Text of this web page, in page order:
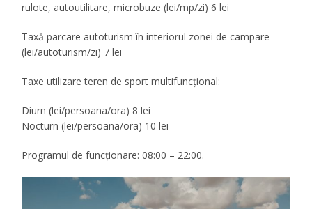
rulote, autoutilitare, microbuze (lei/mp/zi) 6 lei
Taxă parcare autoturism în interiorul zonei de campare
(lei/autoturism/zi) 7 lei
Taxe utilizare teren de sport multifuncțional:
Diurn (lei/persoana/ora) 8 lei
Nocturn (lei/persoana/ora) 10 lei
Programul de funcționare: 08:00 – 22:00.